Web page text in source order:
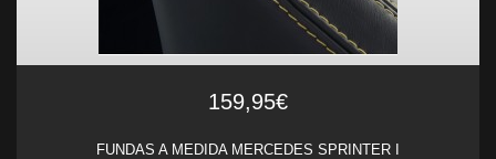
159,95€
FUNDAS A MEDIDA MERCEDES SPRINTER I